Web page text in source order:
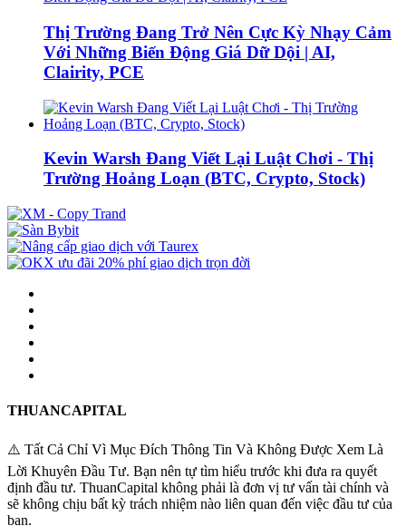
Thị Trường Đang Trở Nên Cực Kỳ Nhạy Cảm
Với Những Biến Động Giá Dữ Dội | AI,
Clairity, PCE
Kevin Warsh Đang Viết Lại Luật Chơi - Thị
Trường Hoảng Loạn (BTC, Crypto, Stock)
THUANCAPITAL
⚠️ Tất Cả Chỉ Vì Mục Đích Thông Tin Và Không Được Xem Là
Lời Khuyên Đầu Tư. Bạn nên tự tìm hiểu trước khi đưa ra quyết
định đầu tư. ThuanCapital không phải là đơn vị tư vấn tài chính và
sẽ không chịu bất kỳ trách nhiệm nào liên quan đến việc đầu tư của
bạn.